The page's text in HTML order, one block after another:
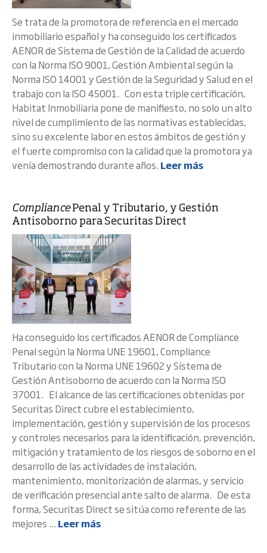
Se trata de la promotora de referencia en el mercado
inmobiliario español y ha conseguido los certificados
AENOR de Sistema de Gestión de la Calidad de acuerdo
con la Norma ISO 9001, Gestión Ambiental según la
Norma ISO 14001 y Gestión de la Seguridad y Salud en el
trabajo con la ISO 45001. Con esta triple certificación,
Habitat Inmobiliaria pone de manifiesto, no solo un alto
nivel de cumplimiento de las normativas establecidas,
sino su excelente labor en estos ámbitos de gestión y
el fuerte compromiso con la calidad que la promotora ya
venía demostrando durante años. Leer más
CompliancePenal y Tributario, y Gestión
Antisoborno para Securitas Direct
Ha conseguido los certificados AENOR de Compliance
Penal según la Norma UNE 19601, Compliance
Tributario con la Norma UNE 19602 y Sistema de
Gestión Antisoborno de acuerdo con la Norma ISO
37001. El alcance de las certificaciones obtenidas por
Securitas Direct cubre el establecimiento,
implementación, gestión y supervisión de los procesos
y controles necesarios para la identificación, prevención,
mitigación y tratamiento de los riesgos de soborno en el
desarrollo de las actividades de instalación,
mantenimiento, monitorización de alarmas, y servicio
de verificación presencial ante salto de alarma. De esta
forma, Securitas Direct se sitúa como referente de las
mejores ... Leer más